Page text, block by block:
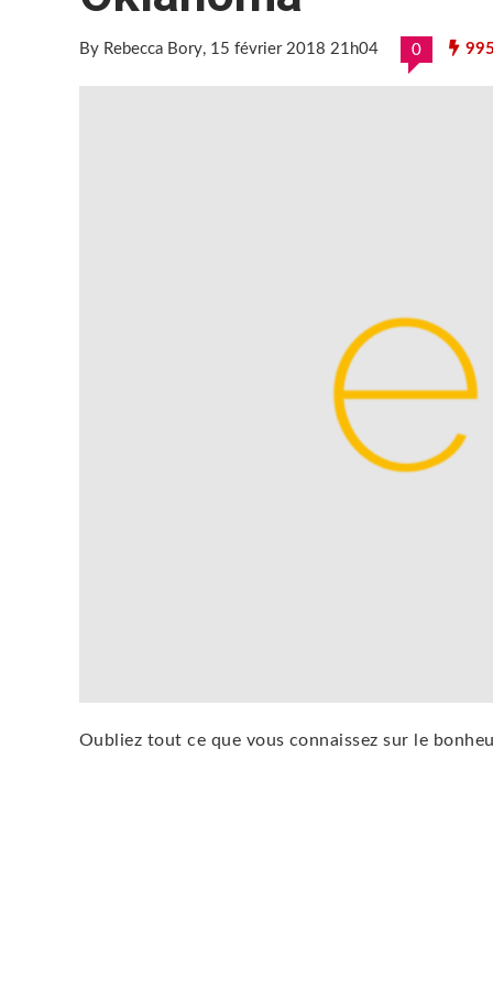
By Rebecca Bory, 15 février 2018 21h04 0
Oubliez tout ce que vous connaissez sur le